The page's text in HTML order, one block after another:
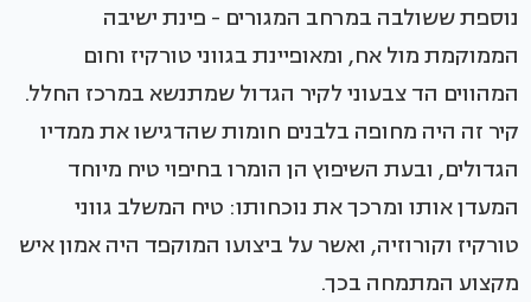
נוספת ששולבה במרחב המגורים - פינת ישיבה
הממוקמת מול אח, ומאופיינת בגווני טורקיז וחום
המהווים הד צבעוני לקיר הגדול שמתנשא במרכז החלל.
קיר זה היה מחופה בלבנים חומות שהדגישו את ממדיו
הגדולים, ובעת השיפוץ הן הומרו בחיפוי טיח מיוחד
המעדן אותו ומרכך את נוכחותו: טיח המשלב גווני
טורקיז וקורוזיה, ואשר על ביצועו המוקפד היה אמון איש
מקצוע המתמחה בכך.